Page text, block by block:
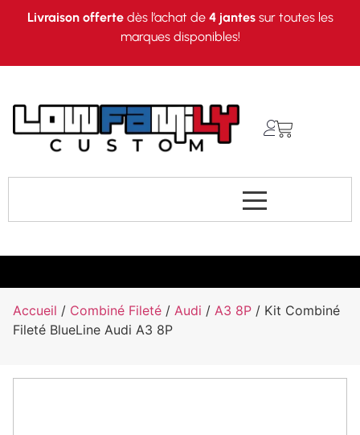
Livraison offertedès l’achat de 4 jantessur toutes les
marques disponibles!
Accueil / Combiné Fileté / Audi / A3 8P / Kit Combiné
Fileté BlueLine Audi A3 8P